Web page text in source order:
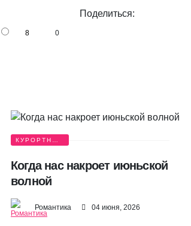
8 0
Поделиться:
КУРОРТНЫЙ
Когда нас накроет июньской
волной
Романтика 04 июня, 2026